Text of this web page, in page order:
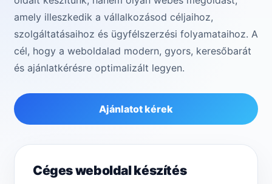
amely illeszkedik a vállalkozásod céljaihoz,
szolgáltatásaihoz és ügyfélszerzési folyamataihoz. A
cél, hogy a weboldalad modern, gyors, keresőbarát
és ajánlatkérésre optimalizált legyen.
Ajánlatot kérek
Céges weboldal készítés